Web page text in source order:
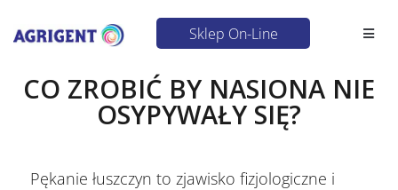
Sklep On-Line
CO ZROBIĆ BY NASIONA NIE
OSYPYWAŁY SIĘ?
Pękanie łuszczyn to zjawisko fizjologiczne i